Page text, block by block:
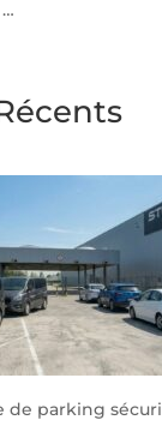
de parking